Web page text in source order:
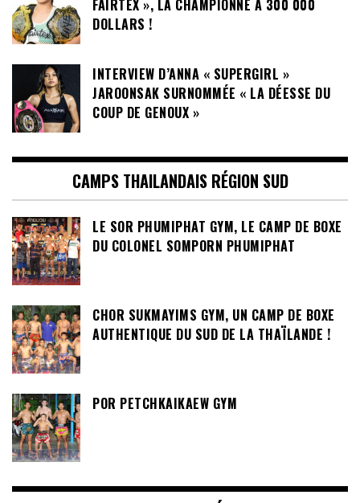
FAIRTEX », LA CHAMPIONNE A 300 000
DOLLARS !
INTERVIEW D’ANNA « SUPERGIRL »
JAROONSAK SURNOMMÉE « LA DÉESSE DU
COUP DE GENOUX »
CAMPS THAILANDAIS RÉGION SUD
LE SOR PHUMIPHAT GYM, LE CAMP DE BOXE
DU COLONEL SOMPORN PHUMIPHAT
CHOR SUKMAYIMS GYM, UN CAMP DE BOXE
AUTHENTIQUE DU SUD DE LA THAÏLANDE !
POR PETCHKAIKAEW GYM